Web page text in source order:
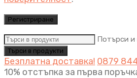
Регистриране
Потърси и
Безплатна доставка! 0879
10% отстъпка за първа